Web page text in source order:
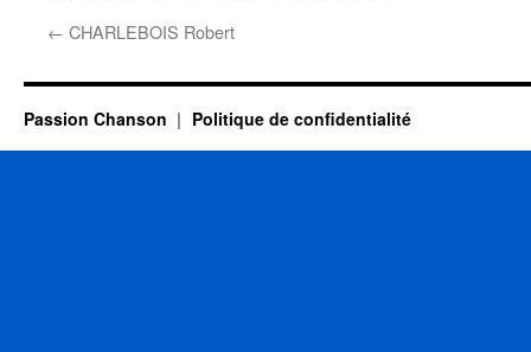
← CHARLEBOIS Robert
Passion Chanson Politique de confidentialité